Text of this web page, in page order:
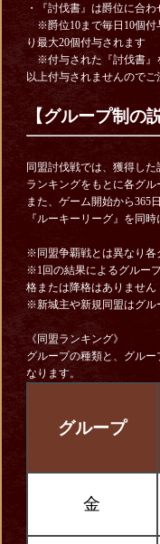
・『討伐書』は爵位に合
※爵位10まで毎日10個付
り最大20個付与されます
※付与された『討伐書』
以上付与されませんので
【グループ制の
同盟討伐戦では、獲得し
ランキングをもとに各グル
また、ゲーム開始から365
『ルーキーリーグ』を同時
※同盟争覇戦とは異なり各
※1回の結果によるグルー
格または降格はありません
※新城主や新規同盟はグル
《同盟ランキング》
グループの種類と、グル
なります。
グループ
金